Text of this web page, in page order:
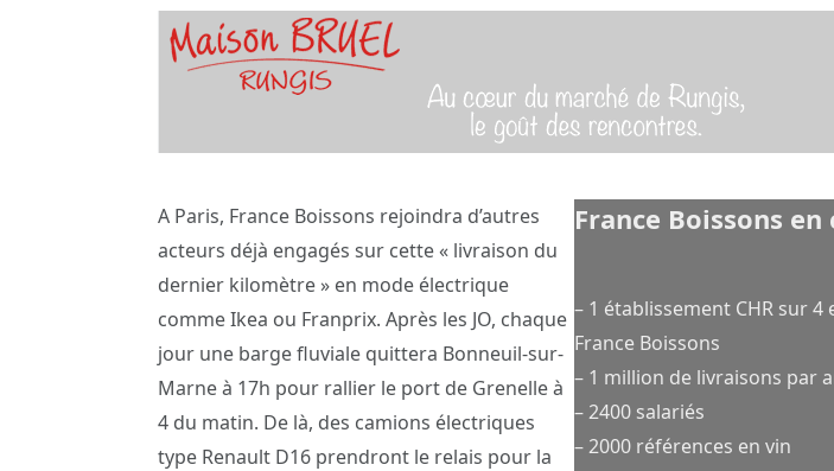
A Paris, France Boissons rejoindra d’autres
acteurs déjà engagés sur cette « livraison du
dernier kilomètre » en mode électrique
comme Ikea ou Franprix. Après les JO, chaque
jour une barge fluviale quittera Bonneuil-sur-
Marne à 17h pour rallier le port de Grenelle à
4 du matin. De là, des camions électriques
type Renault D16 prendront le relais pour la
France Boissons
– 1 établissement CHR sur 4
France Boissons
– 1 million de livraisons par
– 2400 salariés
– 2000 références en vin